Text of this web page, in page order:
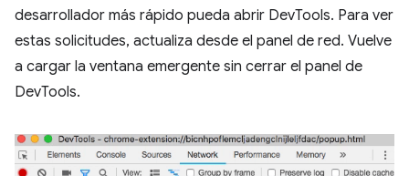
desarrollador más rápido pueda abrir DevTools. Para ver
estas solicitudes, actualiza desde el panel de red. Vuelve
a cargar la ventana emergente sin cerrar el panel de
DevTools.